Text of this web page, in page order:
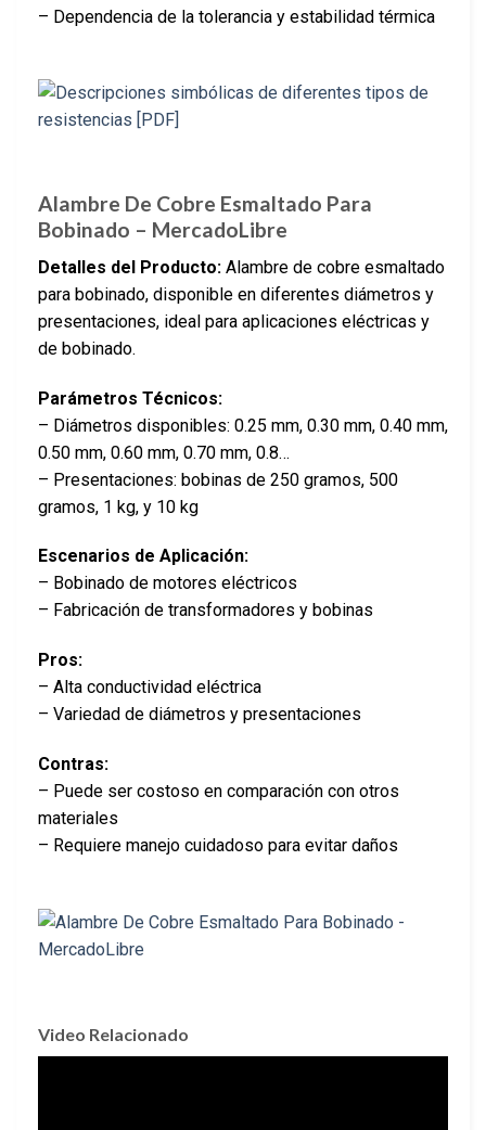
– Dependencia de la tolerancia y estabilidad térmica
Alambre De Cobre Esmaltado Para
Bobinado – MercadoLibre
Detalles del Producto: Alambre de cobre esmaltado
para bobinado, disponible en diferentes diámetros y
presentaciones, ideal para aplicaciones eléctricas y
de bobinado.
Parámetros Técnicos:
– Diámetros disponibles: 0.25 mm, 0.30 mm, 0.40 mm,
0.50 mm, 0.60 mm, 0.70 mm, 0.8…
– Presentaciones: bobinas de 250 gramos, 500
gramos, 1 kg, y 10 kg
Escenarios de Aplicación:
– Bobinado de motores eléctricos
– Fabricación de transformadores y bobinas
Pros:
– Alta conductividad eléctrica
– Variedad de diámetros y presentaciones
Contras:
– Puede ser costoso en comparación con otros
materiales
– Requiere manejo cuidadoso para evitar daños
Video Relacionado